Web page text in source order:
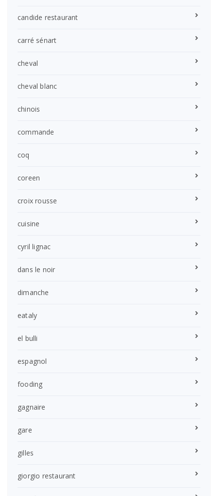
candide restaurant
carré sénart
cheval
cheval blanc
chinois
commande
coq
coreen
croix rousse
cuisine
cyril lignac
dans le noir
dimanche
eataly
el bulli
espagnol
fooding
gagnaire
gare
gilles
giorgio restaurant